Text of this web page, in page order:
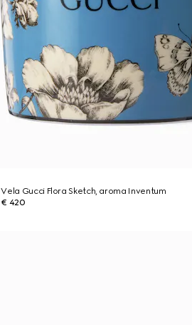
Vela Gucci Flora Sketch, aroma Inventum
€ 420